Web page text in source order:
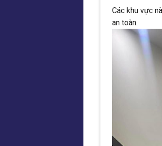
Các khu vực
an toàn.